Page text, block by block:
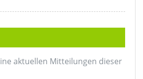
aktuellen Mitteilungen dieser